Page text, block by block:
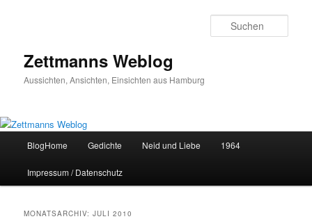
Zettmanns Weblog
Aussichten, Ansichten, Einsichten aus Hamburg
BlogHome Gedichte Neid und Liebe 1964
Impressum / Datenschutz
MONATSARCHIV:JULI 2010